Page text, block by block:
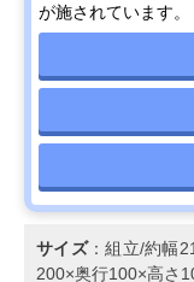
が施されています。
サイズ：組立/約幅
200×奥行100×高さ